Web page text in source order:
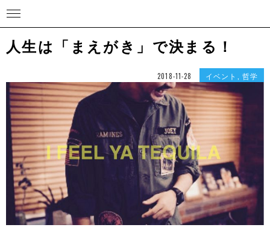
人生は「まえがき」で決まる！
2018-11-28 イベント 哲学